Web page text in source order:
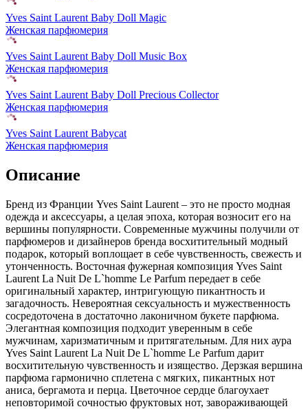
Yves Saint Laurent Baby Doll Magic
Женская парфюмерия
Yves Saint Laurent Baby Doll Music Box
Женская парфюмерия
Yves Saint Laurent Baby Doll Precious Collector
Женская парфюмерия
Yves Saint Laurent Babycat
Женская парфюмерия
Описание
Бренд из Франции Yves Saint Laurent – это не просто модная
одежда и аксессуары, а целая эпоха, которая возносит его на
вершины популярности. Современные мужчины получили от
парфюмеров и дизайнеров бренда восхитительный модный
подарок, который воплощает в себе чувственность, свежесть и
утонченность. Восточная фужерная композиция Yves Saint
Laurent La Nuit De L`homme Le Parfum передает в себе
оригинальный характер, интригующую пикантность и
загадочность. Невероятная сексуальность и мужественность
сосредоточена в достаточно лаконичном букете парфюма.
Элегантная композиция подходит уверенным в себе
мужчинам, харизматичным и притягательным. Для них аура
Yves Saint Laurent La Nuit De L`homme Le Parfum дарит
восхитительную чувственность и изящество. Дерзкая вершина
парфюма гармонично сплетена с мягких, пикантных нот
аниса, бергамота и перца. Цветочное сердце благоухает
неповторимой сочностью фруктовых нот, завораживающей